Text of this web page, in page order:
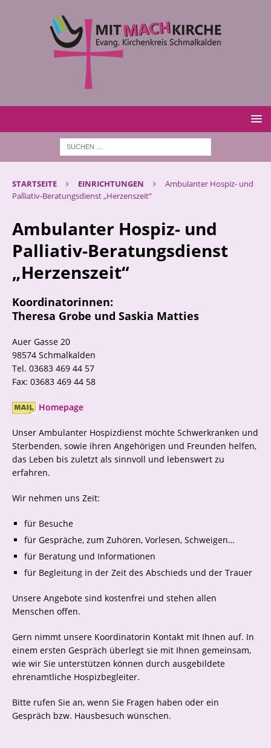
STARTSEITE EINRICHTUNGEN
Ambulanter Hospiz- und
Palliativ-Beratungsdienst „Herzenszeit“
Ambulanter Hospiz- und
Palliativ-Beratungsdienst
„Herzenszeit“
Koordinatorinnen:
Theresa Grobe und Saskia Matties
Auer Gasse 20
98574 Schmalkalden
Tel. 03683 469 44 57
Fax: 03683 469 44 58
Homepage
Unser Ambulanter Hospizdienst möchte Schwerkranken und
Sterbenden, sowie ihren Angehörigen und Freunden helfen,
das Leben bis zuletzt als sinnvoll und lebenswert zu
erfahren.
Wir nehmen uns Zeit:
für Besuche
für Gespräche, zum Zuhören, Vorlesen, Schweigen…
für Beratung und Informationen
für Begleitung in der Zeit des Abschieds und der Trauer
Unsere Angebote sind kostenfrei und stehen allen
Menschen offen.
Gern nimmt unsere Koordinatorin Kontakt mit Ihnen auf. In
einem ersten Gespräch überlegt sie mit Ihnen gemeinsam,
wie wir Sie unterstützen können durch ausgebildete
ehrenamtliche Hospizbegleiter.
Bitte rufen Sie an, wenn Sie Fragen haben oder ein
Gespräch bzw. Hausbesuch wünschen.